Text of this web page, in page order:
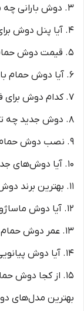
3. دوش بارانی چه مزیتی دارد؟
4. آیا پنل دوش برای خانه مناسب است؟
5. قیمت دوش حمام چقدر است؟
6. آیا دوش حمام باعث افزایش فشار آب می‌شود؟
7. کدام دوش برای فشار آب کم مناسب است؟
8. دوش جدید چه تفاوتی با دوش قدیمی دارد؟
9. نصب دوش حمام چقدر زمان می‌برد؟
10. آیا دوش‌های جدید مصرف آب را کاهش می‌دهند؟
11. بهترین برند دوش حمام چیست؟
12. آیا دوش ماساژور برای سلامتی مفید است؟
13. عمر دوش حمام چقدر است؟
14. آیا دوش پیانویی ارزش خرید دارد؟
15. از کجا دوش حمام اصل بخریم؟